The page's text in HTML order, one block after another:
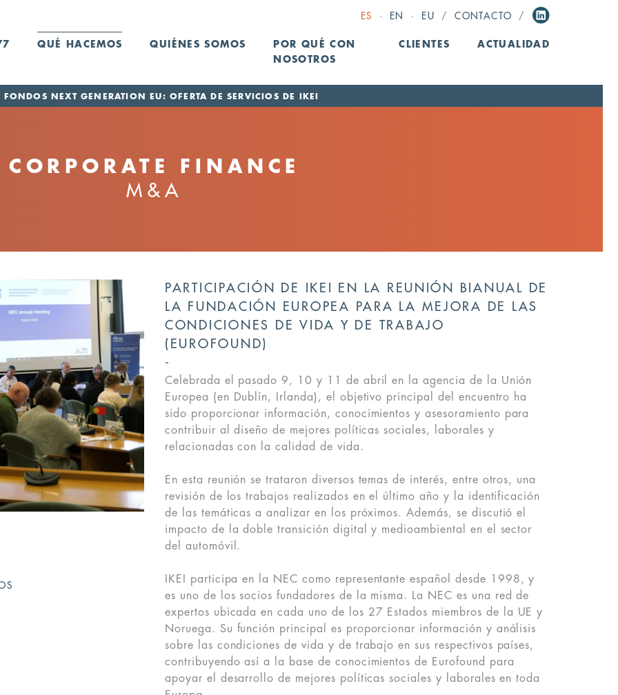
ES · EN · EU / CONTACTO /
QUÉ HACEMOS QUIÉNES SOMOS
POR QUÉ CON
NOSOTROS
CLIENTES ACTUALIDAD
FONDOS NEXT GENERATION EU: OFERTA DE SERVICIOS DE IKEI
CORPORATE FINANCE
M&A
PARTICIPACIÓN DE IKEI EN LA REUNIÓN BIANUAL DE
LA FUNDACIÓN EUROPEA PARA LA MEJORA DE LAS
CONDICIONES DE VIDA Y DE TRABAJO
(EUROFOUND)
Celebrada el pasado 9, 10 y 11 de abril en la agencia de la Unión
Europea (en Dublín, Irlanda), el objetivo principal del encuentro ha
sido proporcionar información, conocimientos y asesoramiento para
contribuir al diseño de mejores políticas sociales, laborales y
relacionadas con la calidad de vida.
En esta reunión se trataron diversos temas de interés, entre otros, una
revisión de los trabajos realizados en el último año y la identificación
de las temáticas a analizar en los próximos. Además, se discutió el
impacto de la doble transición digital y medioambiental en el sector
del automóvil.
IKEI participa en la NEC como representante español desde 1998, y
es uno de los socios fundadores de la misma. La NEC es una red de
expertos ubicada en cada uno de los 27 Estados miembros de la UE y
Noruega. Su función principal es proporcionar información y análisis
sobre las condiciones de vida y de trabajo en sus respectivos países,
contribuyendo así a la base de conocimientos de Eurofound para
apoyar el desarrollo de mejores políticas sociales y laborales en toda